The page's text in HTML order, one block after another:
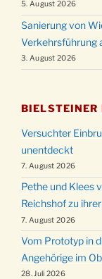
5. August 2026
Sanierung von
Verkehrsführung
3. August 2026
BIELSTEINER
Versuchter
unentdeckt
7. August 2026
Pethe und Klees
Reichshof zu
7. August 2026
Vom Prototyp in
Angehörige im
28. Juli 2026